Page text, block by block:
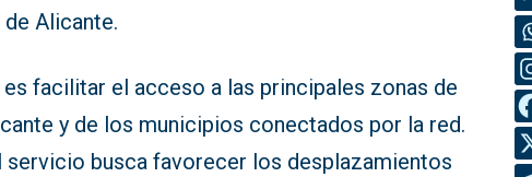
Alicante.
facilitar el acceso a las principales zonas de
y de los municipios conectados por la red.
servicio busca favorecer los desplazamientos